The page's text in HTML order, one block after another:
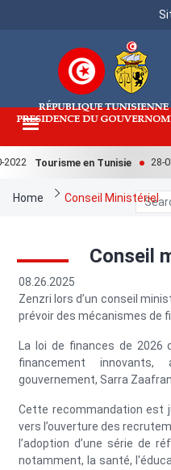
Tourisme en Tunisie 28-02-
Breadcrumb
Home Conseil Ministériel
Conseil
08.26.2025
Zenzri lors d’un conseil
prévoir des mécanismes de
La loi de finances de 2026
financement
gouvernement, Sarra
Cette recommandation est
vers l’ouverture des
l’adoption d’une série de
notamment, la santé,